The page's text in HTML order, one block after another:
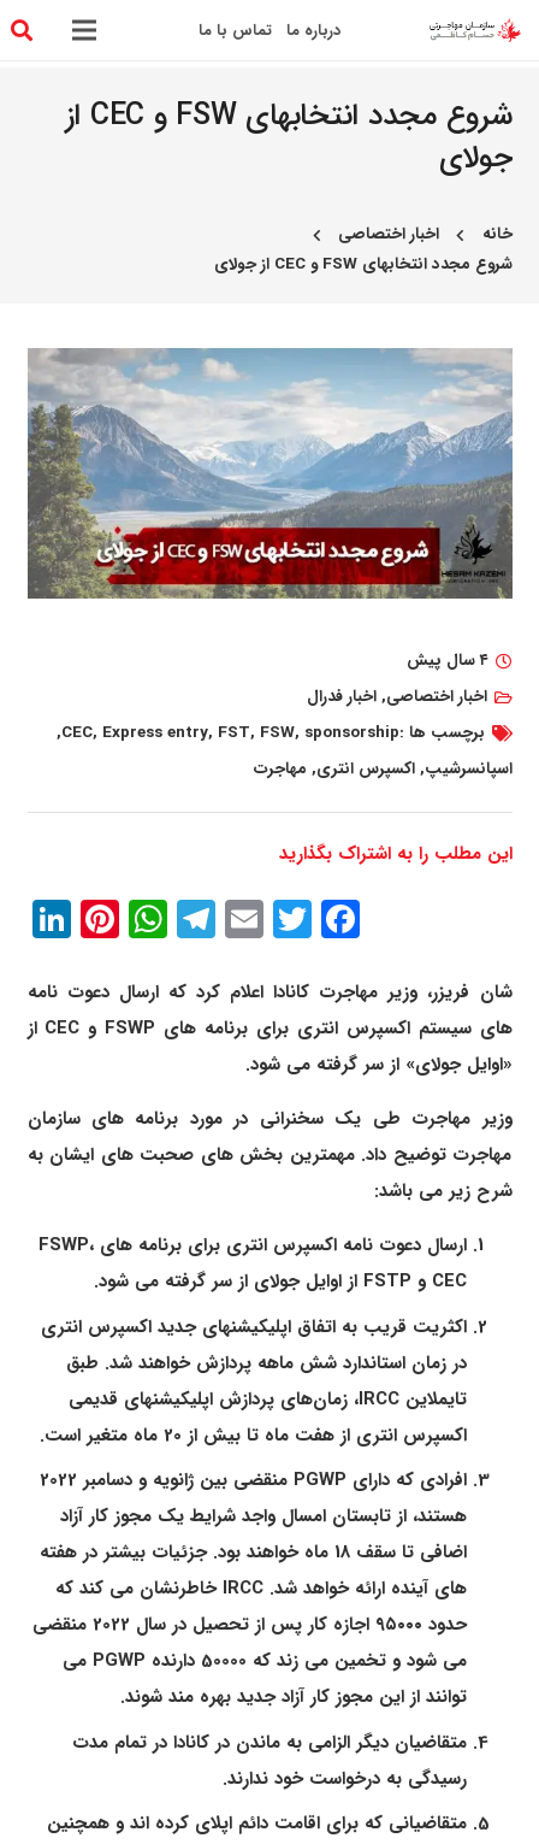
درباره ما تماس با ما
شروع مجدد انتخابهای FSW و CEC از
جولای
خانه chevron_left اخبار اختصاصی chevron_left
شروع مجدد انتخابهای FSW و CEC از جولای
۴ سال پیش
اخبار اختصاصی,اخبار فدرال
برچسب ها :
CEC, Express entry, FST, FSW, sponsorship
,
اسپانسرشیپ,اکسپرس انتری, مهاجرت
این مطلب را به اشتراک بگذارید
Facebook
Twitter
Email
Telegram
شان فریزر، وزیر مهاجرت کانادا اعلام کرد که ارسال دعوت نامه
های سیستم اکسپرس انتری برای برنامه های FSWP و CEC از
«اوایل جولای» از سر گرفته می شود.
وزیر مهاجرت طی یک سخنرانی در مورد برنامه های سازمان
مهاجرت توضیح داد. مهمترین بخش های صحبت های ایشان به
شرح زیر می باشد:
ارسال دعوت نامه اکسپرس انتری برای برنامه های FSWP،
CEC و FSTP از اوایل جولای از سر گرفته می شود.
اکثریت قریب به اتفاق اپلیکیشنهای جدید اکسپرس انتری
در زمان استاندارد شش ماهه پردازش خواهند شد. طبق
تایملاین IRCC، زمان‌های پردازش اپلیکیشنهای قدیمی
اکسپرس انتری از هفت ماه تا بیش از 20 ماه متغیر است.
افرادی که دارای PGWP منقضی بین ژانویه و دسامبر 2022
هستند، از تابستان امسال واجد شرایط یک مجوز کار آزاد
اضافی تا سقف 18 ماه خواهند بود. جزئیات بیشتر در هفته
های آینده ارائه خواهد شد. IRCC خاطرنشان می کند که
حدود ۹۵۰۰۰ اجازه کار پس از تحصیل در سال 2022 منقضی
می شود و تخمین می زند که 50000 دارنده PGWP می
توانند از این مجوز کار آزاد جدید بهره مند شوند.
متقاضیان دیگر الزامی به ماندن در کانادا در تمام مدت
رسیدگی به درخواست خود ندارند.
متقاضیانی که برای اقامت دائم اپلای کرده اند و همچنین